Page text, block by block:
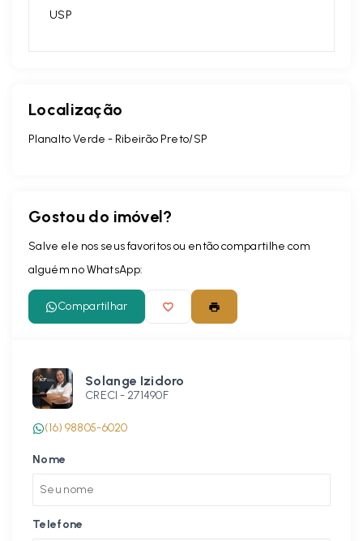
USP
Localização
Planalto Verde - Ribeirão Preto/SP
Gostou do imóvel?
Salve ele nos seus favoritos ou então compartilhe com
alguém no WhatsApp:
Compartilhar
Solange Izidoro
CRECI - 271490F
(16) 98805-6020
Nome
Telefone